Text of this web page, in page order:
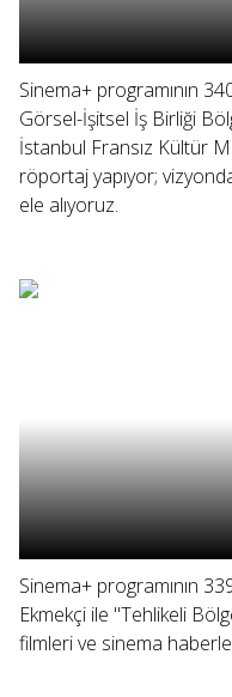
Sinema+ programının
Görsel-İşitsel İş Birliği
İstanbul Fransız Kültür
röportaj yapıyor;
ele alıyoruz.
Sinema+ programının
Ekmekçi ile "Tehlikeli
filmleri ve sinema